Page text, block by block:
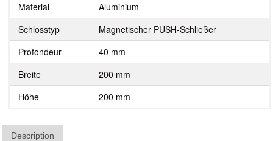
Material
Aluminium
Schlosstyp
Magnetischer PUSH-Schließer
Profondeur
40 mm
Breite
200 mm
Höhe
200 mm
Description